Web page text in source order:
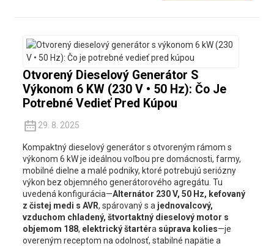
Otvorený Dieselový Generátor S
Výkonom 6 KW (230 V • 50 Hz): Čo Je
Potrebné Vedieť Pred Kúpou
29. 8. 2025
Kompaktný dieselový generátor s otvoreným rámom s
výkonom 6 kW je ideálnou voľbou pre domácnosti, farmy,
mobilné dielne a malé podniky, ktoré potrebujú seriózny
výkon bez objemného generátorového agregátu. Tu
uvedená konfigurácia—Alternátor 230 V, 50 Hz, kefovaný
z čistej medi s AVR, spárovaný s a jednovalcový,
vzduchom chladený, štvortaktný dieselový motor s
objemom 188, elektrický štartéra súprava kolies—je
overeným receptom na odolnosť, stabilné napätie a